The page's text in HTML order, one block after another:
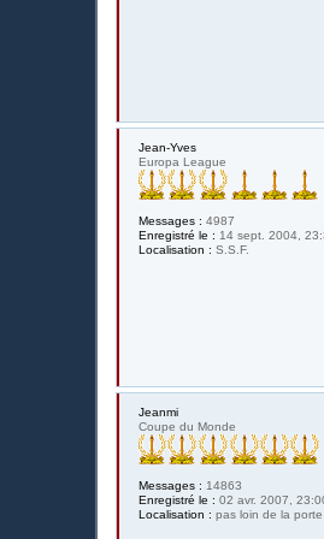
Jean-Yves
Europa League
Messages : 4987
Enregistré le : 14 sept. 2004,
Localisation : S.S.F.
Jeanmi
Coupe du Monde
Messages : 14863
Enregistré le : 02 avr. 2007,
Localisation : pas loin de la